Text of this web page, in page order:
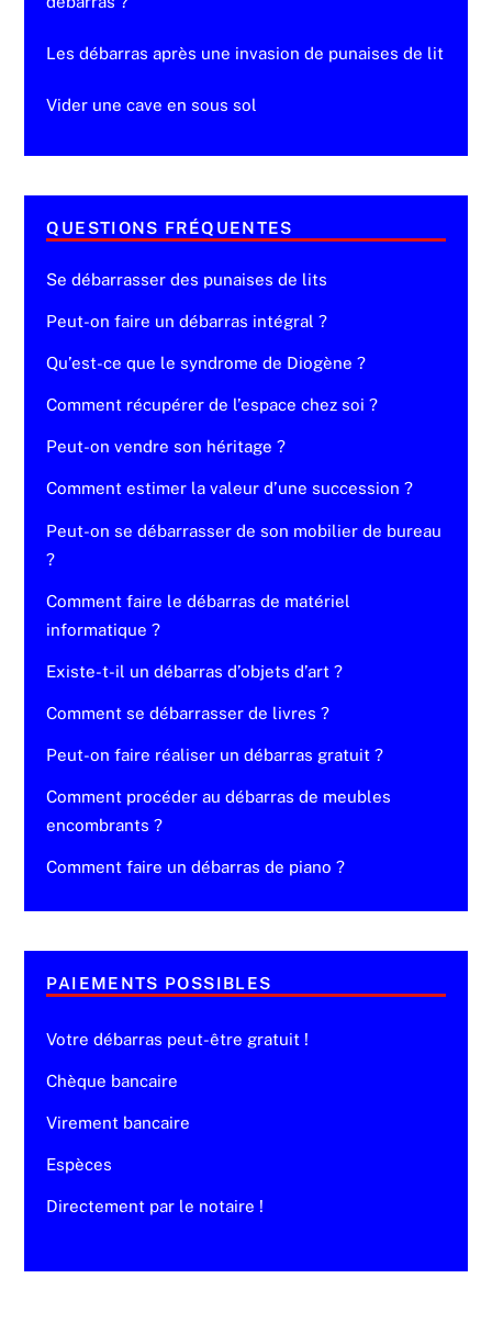
Les débarras après une invasion de punaises de lit
Vider une cave en sous sol
QUESTIONS FRÉQUENTES
Se débarrasser des punaises de lits
Peut-on faire un débarras intégral ?
Qu’est-ce que le syndrome de Diogène ?
Comment récupérer de l’espace chez soi ?
Peut-on vendre son héritage ?
Comment estimer la valeur d’une succession ?
Peut-on se débarrasser de son mobilier de bureau
?
Comment faire le débarras de matériel
informatique ?
Existe-t-il un débarras d’objets d’art ?
Comment se débarrasser de livres ?
Peut-on faire réaliser un débarras gratuit ?
Comment procéder au débarras de meubles
encombrants ?
Comment faire un débarras de piano ?
PAIEMENTS POSSIBLES
Votre débarras peut-être gratuit !
Chèque bancaire
Virement bancaire
Espèces
Directement par le notaire !